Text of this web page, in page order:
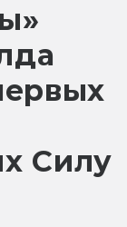
Силу